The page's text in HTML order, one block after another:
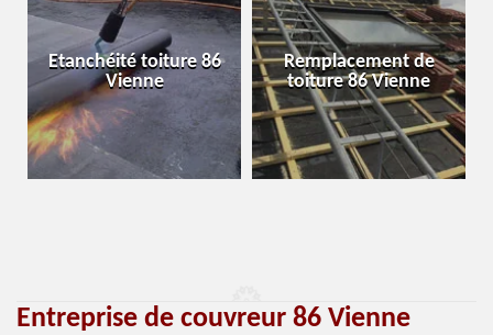
Etanchéité toiture 86
Vienne
Remplacement de
toiture 86 Vienne
Entreprise de couvreur 86 Vienne